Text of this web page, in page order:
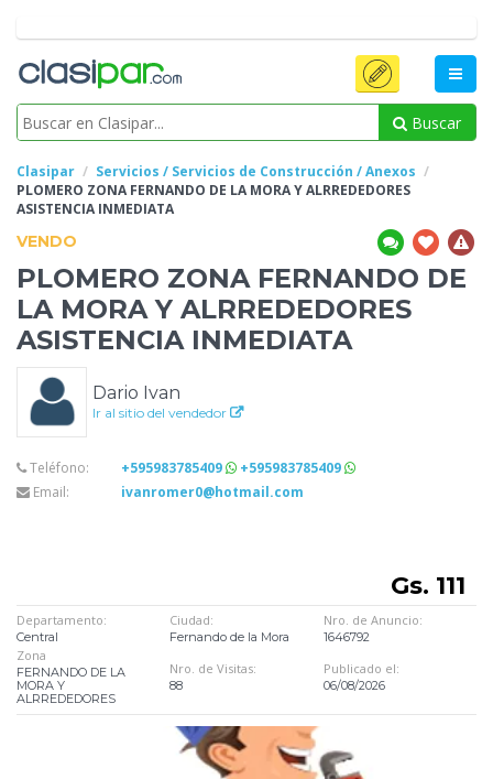
Buscar
Clasipar
Servicios / Servicios de Construcción / Anexos
PLOMERO ZONA FERNANDO DE LA MORA Y ALRREDEDORES
ASISTENCIA INMEDIATA
VENDO
PLOMERO ZONA FERNANDO DE
LA MORA Y ALRREDEDORES
ASISTENCIA INMEDIATA
Dario Ivan
Ir al sitio del vendedor
Teléfono: +595983785409
+595983785409
Email:
ivanromer0@hotmail.com
Gs. 111
Departamento:
Central
Ciudad:
Fernando de la Mora
Nro. de Anuncio:
1646792
Zona
FERNANDO DE LA
MORA Y
ALRREDEDORES
Nro. de Visitas:
88
Publicado el:
06/08/2026